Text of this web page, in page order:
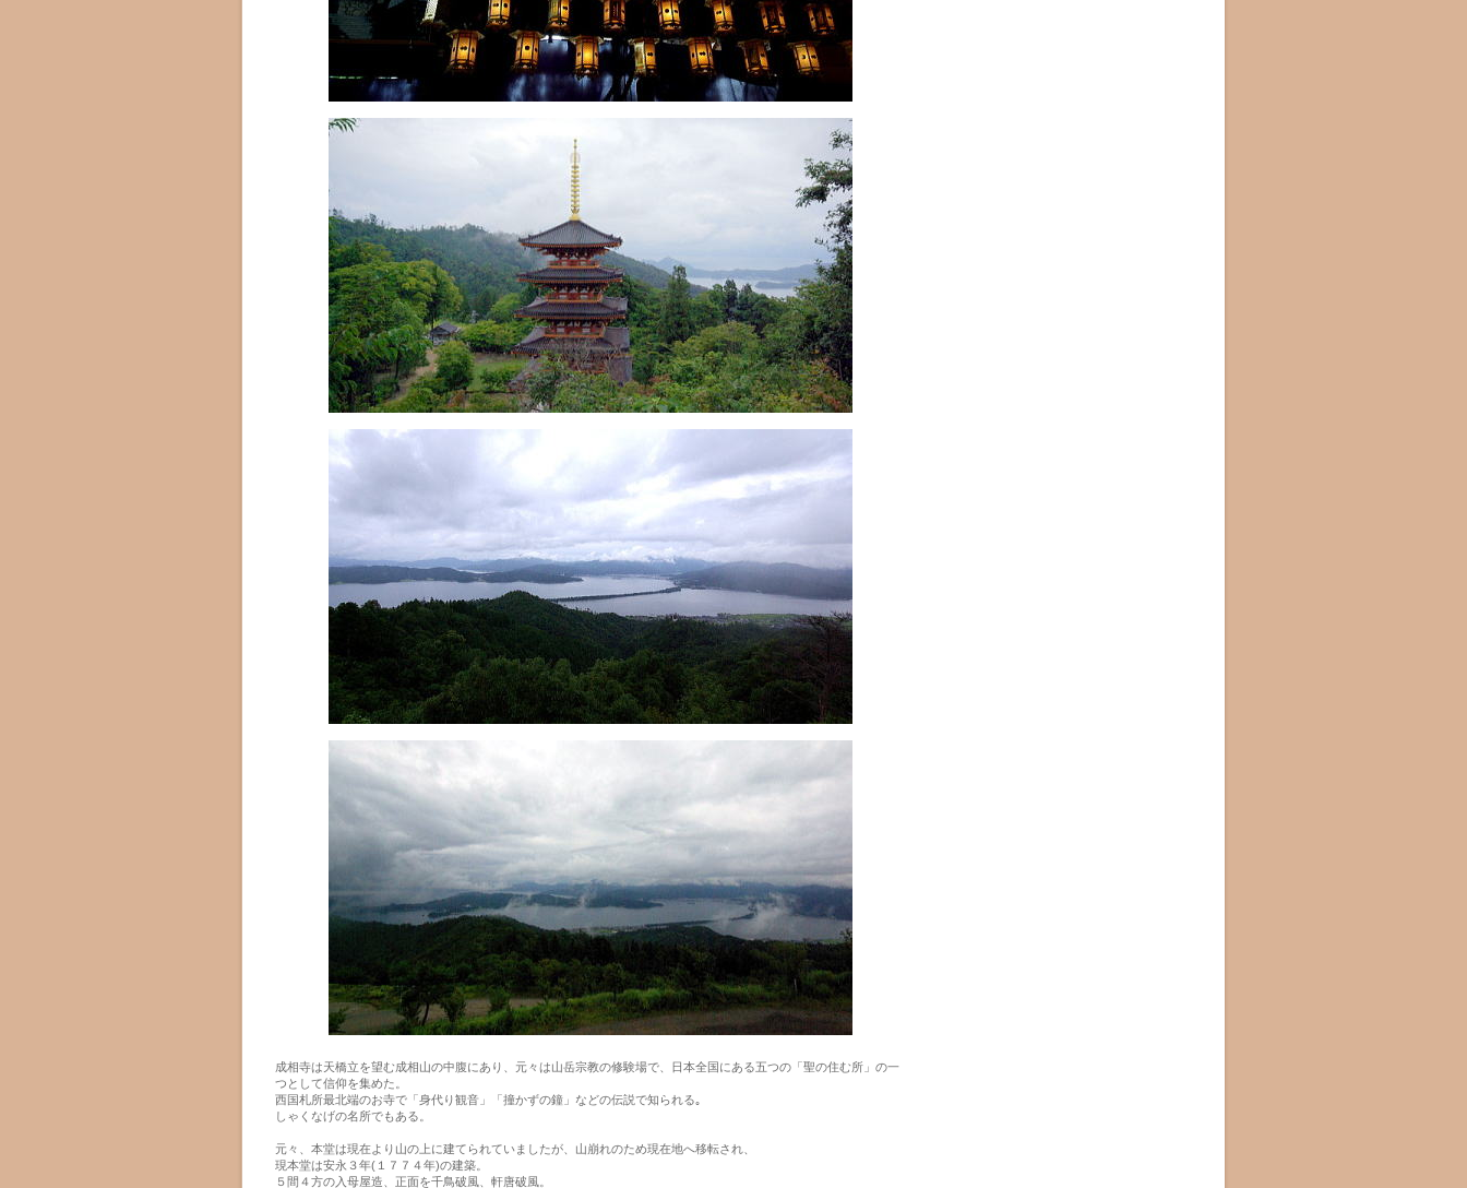
成相寺は天橋立を望む成相山の中腹にあり、元々は山岳宗教の修験場で、日本全国にある五つの「聖の住む所」の一
つとして信仰を集めた。
西国札所最北端のお寺で「身代り観音」「撞かずの鐘」などの伝説で知られる｡
しゃくなげの名所でもある。
元々、本堂は現在より山の上に建てられていましたが、山崩れのため現在地へ移転され、
現本堂は安永３年(１７７４年)の建築。
５間４方の入母屋造、正面を千鳥破風、軒唐破風。